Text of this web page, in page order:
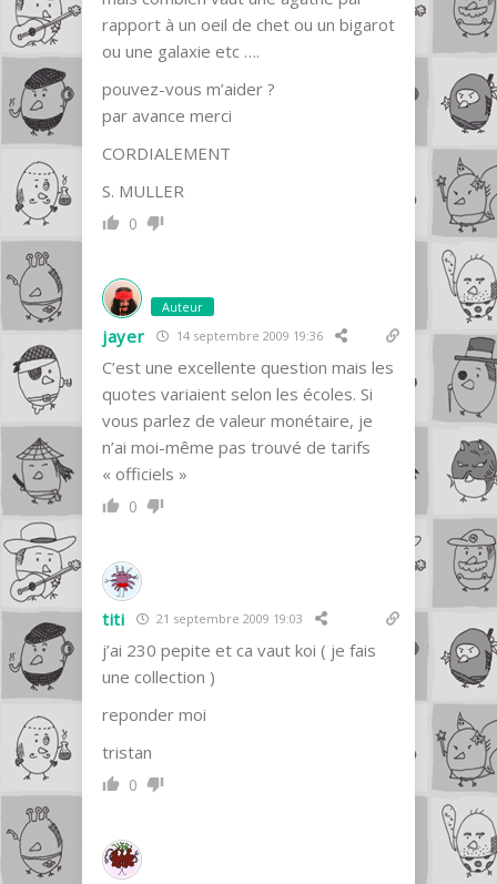
rapport à un oeil de chet ou un bigarot
ou une galaxie etc ….
pouvez-vous m’aider ?
par avance merci
CORDIALEMENT
S. MULLER
0
Auteur
jayer 14 septembre 2009 19:36
C’est une excellente question mais les
quotes variaient selon les écoles. Si
vous parlez de valeur monétaire, je
n’ai moi-même pas trouvé de tarifs
« officiels »
0
titi 21 septembre 2009 19:03
j’ai 230 pepite et ca vaut koi ( je fais
une collection )
reponder moi
tristan
0